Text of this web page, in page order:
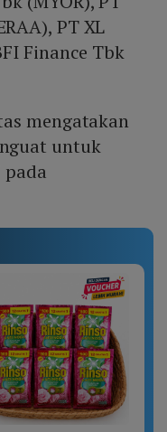
PT XL
Finance Tbk
mengatakan
untuk
pada